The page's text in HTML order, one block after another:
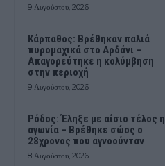
9 Αυγούστου, 2026
Κάρπαθος: Βρέθηκαν παλιά
πυρομαχικά στο Αρδάνι –
Απαγορεύτηκε η κολύμβηση
στην περιοχή
9 Αυγούστου, 2026
Ρόδος: Έληξε με αίσιο τέλος η
αγωνία – Βρέθηκε σώος ο
28χρονος που αγνοούνταν
8 Αυγούστου, 2026